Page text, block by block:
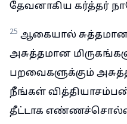
தேவனாகிய கர்த்தர்
25 ஆகையால் சுத்தமான
அசுத்தமான
பறவைகளுக்கும்
நீங்கள்
தீட்டாக